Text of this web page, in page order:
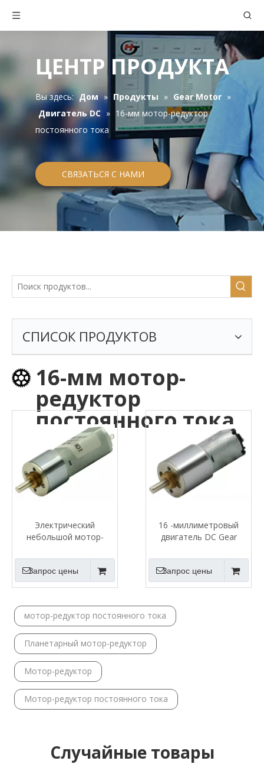
ЦЕНТР ПРОДУКТА
Вы здесь: Дом » Продукты » Gear Motor »
Двигатель DC » 16-мм мотор-редуктор
постоянного тока
СВЯЗАТЬСЯ С НАМИ
СПИСОК ПРОДУКТОВ
16-мм мотор-
редуктор
постоянного тока
Электрический
небольшой мотор-
тока
Запрос цены
16 -миллиметровый
двигатель DC Gear
Запрос цены
мотор-редуктор постоянного тока
Планетарный мотор-редуктор
Мотор-редуктор
Мотор-редуктор постоянного тока
Случайные товары